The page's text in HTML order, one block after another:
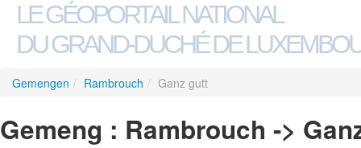
LE GÉOPORTAIL NATIONAL
DU GRAND-DUCHÉ DE
Gemengen / Rambrouch / Ganz gutt
Gemeng : Rambrouch ->